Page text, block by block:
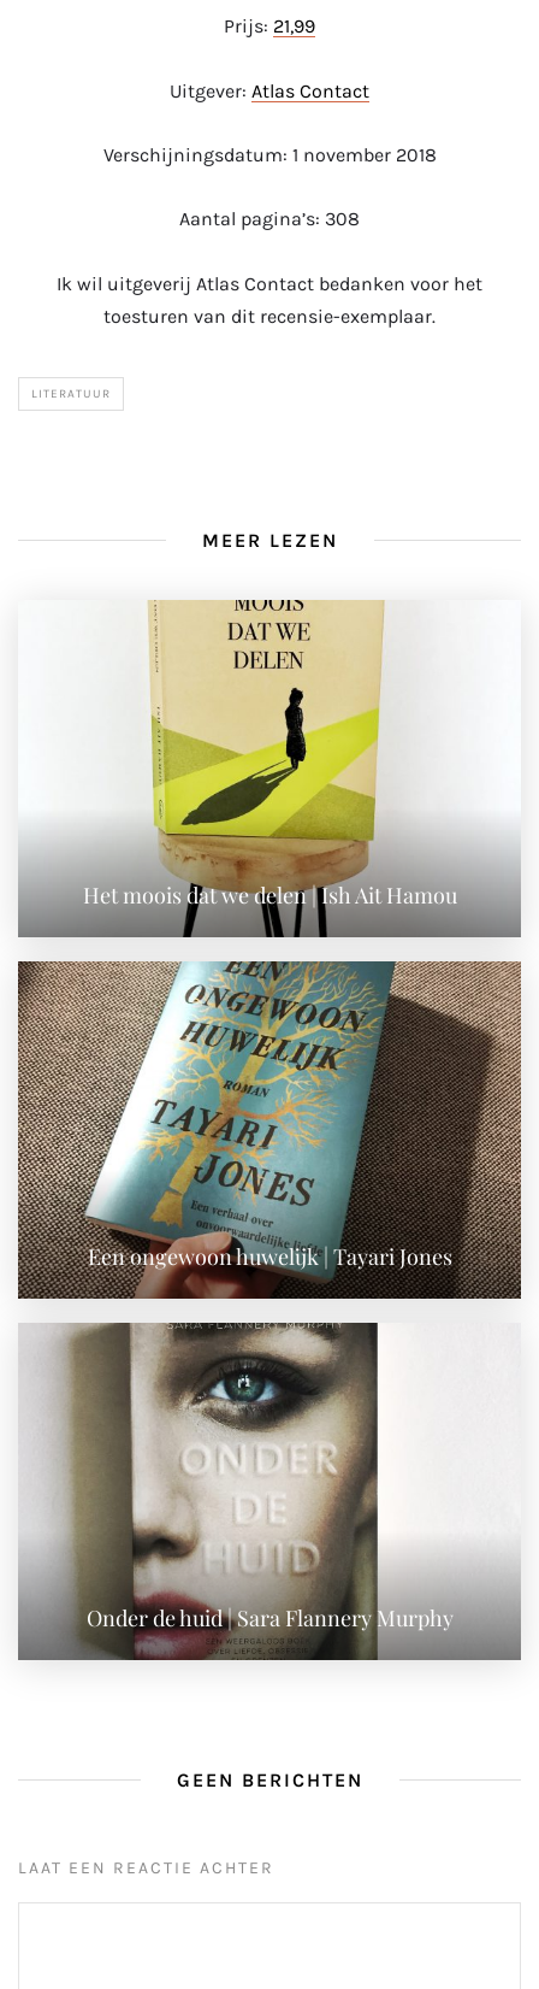
Prijs: 21,99
Uitgever: Atlas Contact
Verschijningsdatum: 1 november 2018
Aantal pagina’s: 308
Ik wil uitgeverij Atlas Contact bedanken voor het
toesturen van dit recensie-exemplaar.
LITERATUUR
MEER LEZEN
Het moois dat we delen | Ish Ait Hamou
Een ongewoon huwelijk | Tayari Jones
Onder de huid | Sara Flannery Murphy
GEEN BERICHTEN
LAAT EEN REACTIE ACHTER